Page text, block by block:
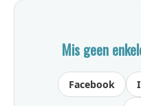
Mis geen
Facebook